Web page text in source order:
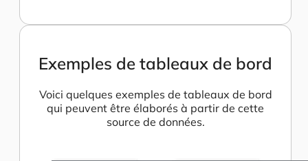
Exemples de tableaux de bord
Voici quelques exemples de tableaux de bord
qui peuvent être élaborés à partir de cette
source de données.